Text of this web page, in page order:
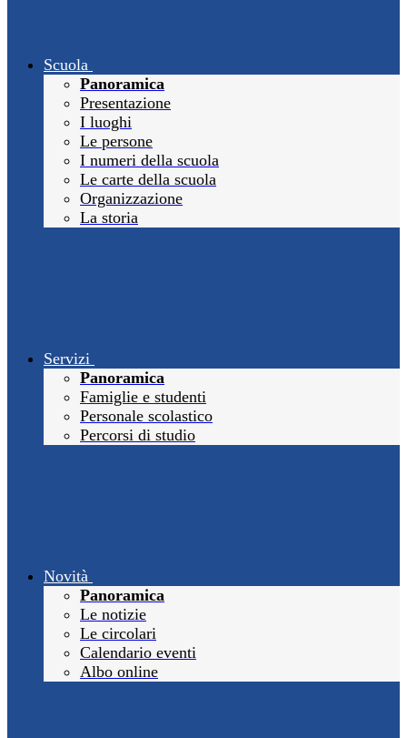
Scuola
Panoramica
Presentazione
I luoghi
Le persone
I numeri della scuola
Le carte della scuola
Organizzazione
La storia
Servizi
Panoramica
Famiglie e studenti
Personale scolastico
Percorsi di studio
Novità
Panoramica
Le notizie
Le circolari
Calendario eventi
Albo online